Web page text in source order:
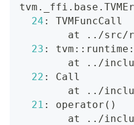
24 : TVMFuncCall
        at
.. /src/
23 :
        at
.. /
22 : Call
        at
.. /
21 : operator ( )
        at
.. /